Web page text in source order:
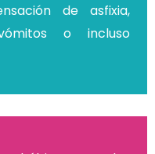
de asfixia,
o incluso